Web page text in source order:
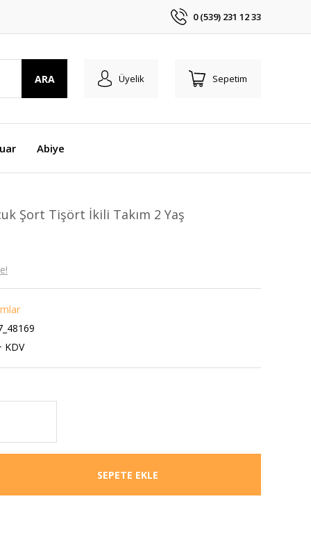
0 (539) 231 12 33
ARA Üyelik Sepetim
Abiye
Şort Tişört İkili Takım 2 Yaş
KDV
SEPETE EKLE